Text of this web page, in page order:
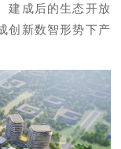
建成后的生态开放
创新数智形势下产